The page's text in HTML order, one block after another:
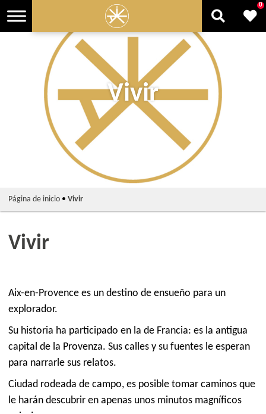
Vivir
0
Página de inicio• Vivir
Vivir
Aix-en-Provence es un destino de ensueño para un
explorador.
Su historia ha participado en la de Francia: es la antigua
capital de la Provenza. Sus calles y su fuentes le esperan
para narrarle sus relatos.
Ciudad rodeada de campo, es posible tomar caminos que
le harán descubrir en apenas unos minutos magníficos